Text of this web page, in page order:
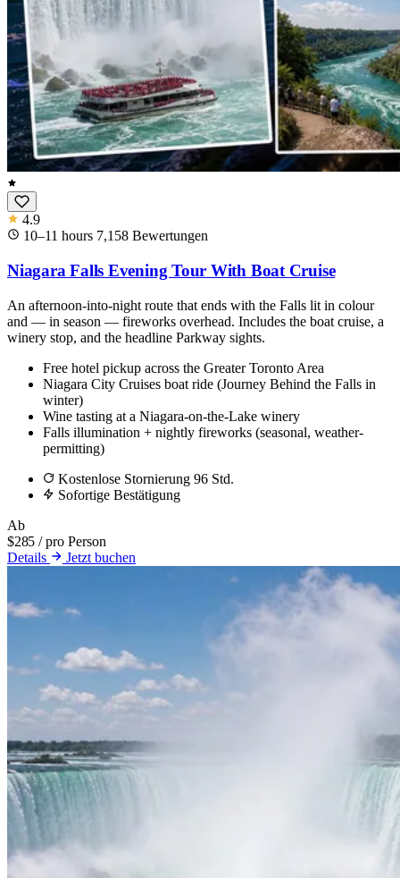
4.9
10–11 hours 7,158 Bewertungen
Niagara Falls Evening Tour With Boat Cruise
An afternoon-into-night route that ends with the Falls lit in colour
and — in season — fireworks overhead. Includes the boat cruise, a
winery stop, and the headline Parkway sights.
Free hotel pickup across the Greater Toronto Area
Niagara City Cruises boat ride (Journey Behind the Falls in
winter)
Wine tasting at a Niagara-on-the-Lake winery
Falls illumination + nightly fireworks (seasonal, weather-
permitting)
Kostenlose Stornierung 96 Std.
Sofortige Bestätigung
Ab
$285 / pro Person
Details
Jetzt buchen